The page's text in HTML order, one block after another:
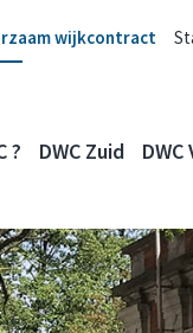
wijkcontract
? DWC Zuid